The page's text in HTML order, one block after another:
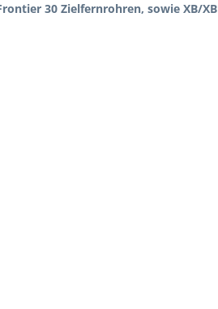
30 Zielfernrohren, sowie XB/